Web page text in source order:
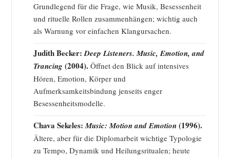
Grundlegend für die Frage, wie Musik, Besessenheit
und rituelle Rollen zusammenhängen; wichtig auch
als Warnung vor einfachen Klangursachen.
Judith Becker:Deep Listeners. Music, Emotion, and
Trancing(2004). Öffnet den Blick auf intensives
Hören, Emotion, Körper und
Aufmerksamkeitsbindung jenseits enger
Besessenheitsmodelle.
Chava Sekeles:Music: Motion and Emotion(1996).
Ältere, aber für die Diplomarbeit wichtige Typologie
zu Tempo, Dynamik und Heilungsritualen; heute